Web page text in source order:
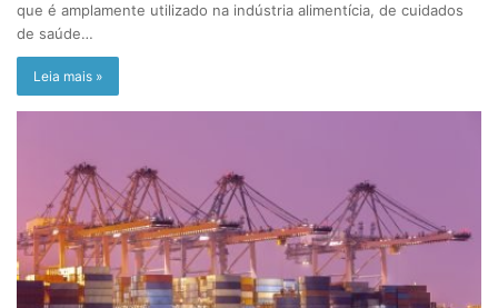
que é amplamente utilizado na indústria alimentícia, de cuidados
de saúde…
Leia mais »